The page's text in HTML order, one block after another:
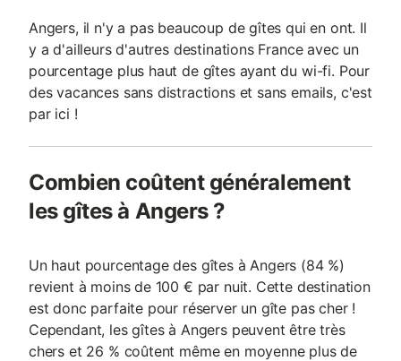
Angers, il n'y a pas beaucoup de gîtes qui en ont. Il
y a d'ailleurs d'autres destinations France avec un
pourcentage plus haut de gîtes ayant du wi-fi. Pour
des vacances sans distractions et sans emails, c'est
par ici !
Combien coûtent généralement
les gîtes à Angers ?
Un haut pourcentage des gîtes à Angers (84 %)
revient à moins de 100 € par nuit. Cette destination
est donc parfaite pour réserver un gîte pas cher !
Cependant, les gîtes à Angers peuvent être très
chers et 26 % coûtent même en moyenne plus de